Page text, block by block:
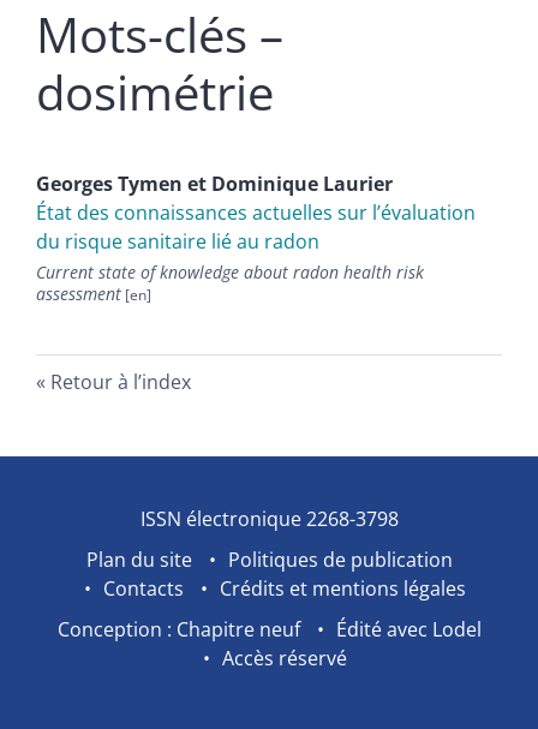
Mots-clés –
dosimétrie
GeorgesTymen et Dominique Laurier
État des connaissances actuelles sur l’évaluation
du risque sanitaire lié au radon
Current state of knowledge about radon health risk
assessment
Retour à l’index
ISSN électronique 2268-3798
Plan du site
Politiques de publication
Contacts
Crédits et mentions légales
Conception : Chapitre neuf
Édité avec Lodel
Accès réservé